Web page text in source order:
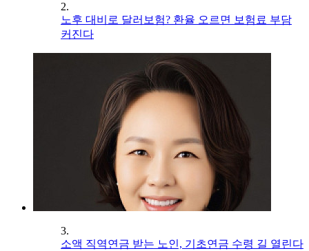
2.
노후 대비로 달러보험? 환율 오르면 보험료 부담
커진다
3.
소액 직역연금 받는 노인, 기초연금 수령 길 열린다